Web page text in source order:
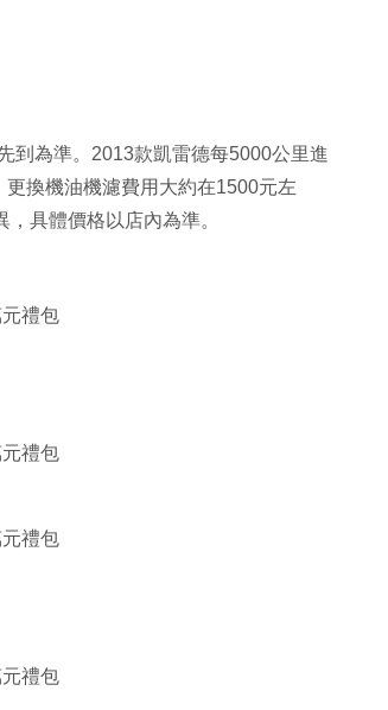
為準。2013款凱雷德每5000公里進
換機油機濾費用大約在1500元左
具體價格以店內為準。